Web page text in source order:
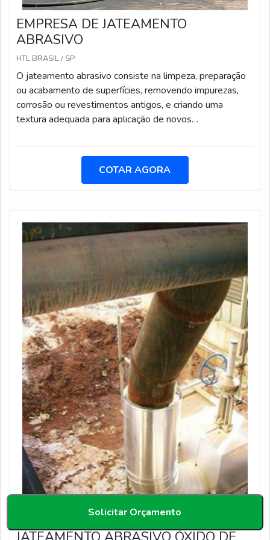
EMPRESA DE JATEAMENTO
ABRASIVO
HTL BRASIL / SP
O jateamento abrasivo consiste na limpeza, preparação
ou acabamento de superfícies, removendo impurezas,
corrosão ou revestimentos antigos, e criando uma
textura adequada para aplicação de novos
COTAR AGORA
Solicitar Orçamento